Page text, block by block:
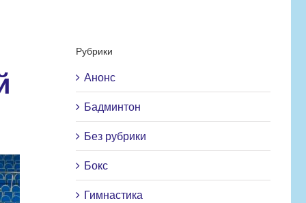
Рубрики
Анонс
Бадминтон
Без рубрики
Бокс
Гимнастика